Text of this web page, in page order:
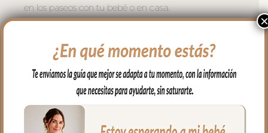
en los paseos con tu bebé o en casa.
El exterior en polipiel lisa impermeable,
tejido blanco impermeable; muy fácil de
limpiar por dentro y por fuera con paño
húmedo y cuando necesites puedes lavar
en lavadora siempre agua fría jabones no
abrasivos y secado al natural.
×